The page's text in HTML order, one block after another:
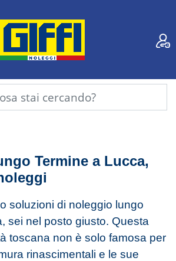
Termine a Lucca,
soluzioni di noleggio lungo
sei nel posto giusto. Questa
toscana non è solo famosa per
rinascimentali e le sue